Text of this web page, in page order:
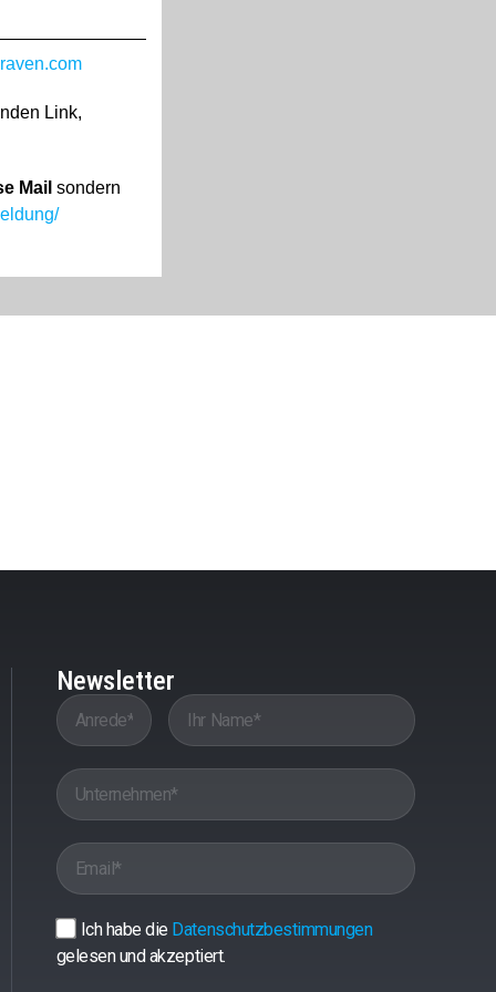
Link,
Mail sondern
Newsletter
Ich habe die Datenschutzbestimmungen
gelesen und akzeptiert.